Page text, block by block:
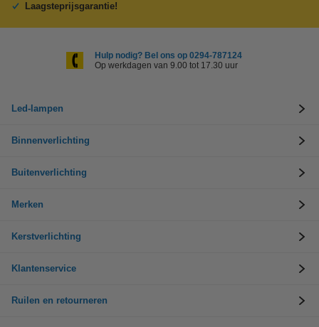
Laagsteprijsgarantie!
Hulp nodig? Bel ons op 0294-787124
Op werkdagen van 9.00 tot 17.30 uur
Led-lampen
Binnenverlichting
Buitenverlichting
Merken
Kerstverlichting
Klantenservice
Ruilen en retourneren